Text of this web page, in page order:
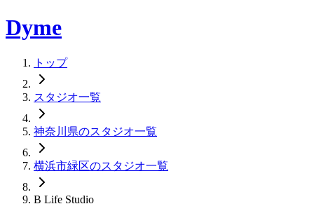
Dyme
トップ
スタジオ一覧
神奈川県のスタジオ一覧
横浜市緑区のスタジオ一覧
B Life Studio